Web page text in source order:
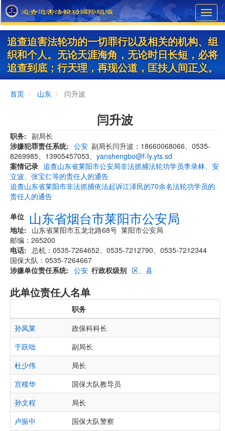
Skip
to
main
content
追查迫害法轮功的一切罪行以及相关的机构、组
织和个人。无论天涯海角，无论时日长短，必将
追查到底；行天理，再现公道，匡扶人间正义。
首页 山东 闫升波
闫升波
职务
副局长
涉嫌犯罪责任系统
公安 副局长闫升波：18660068066、0535-
8269985、13905457053、 yanshengbo@f-ly.yts.sd
案情记录 追查山东省莱阳市公安局非法抓捕法轮功学员李录林、安
立波、张宝仁等的责任人的通告
追查山东省莱阳市非法抓捕依法起诉江泽民的70余名法轮功学员的
责任人的通告
单位 山东省烟台市莱阳市公安局
地址
山东省莱阳市五龙北路68号 莱阳市公安局
邮编：265200
电话
总机：0535-7264652、0535-7212790、0535-7212344
国保大队：0535-7264667
涉嫌单位责任系统
公安 行政权级别 区、县
此单位责任人名单
职务
孙凤莱
政保科科长
于跃咄
副局长
杜少伟
局长
宫模华
国保大队教导员
孙文程
局长
卢振中
国保大队警察